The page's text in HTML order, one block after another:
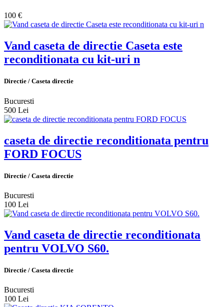
100 €
Vand caseta de directie Caseta este
reconditionata cu kit-uri n
Directie / Caseta directie
Bucuresti
500 Lei
caseta de directie reconditionata pentru
FORD FOCUS
Directie / Caseta directie
Bucuresti
100 Lei
Vand caseta de directie reconditionata
pentru VOLVO S60.
Directie / Caseta directie
Bucuresti
100 Lei